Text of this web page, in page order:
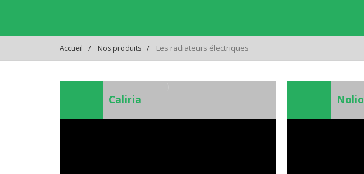
Accueil Nos produits Les radiateurs électriques
Caliria Nolio